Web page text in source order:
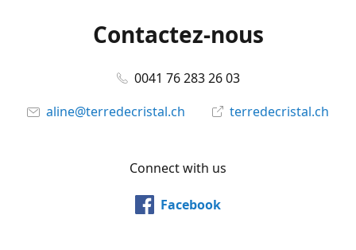
Contactez-nous
0041 76 283 26 03
aline@terredecristal.ch
terredecristal.ch
Connect with us
Facebook